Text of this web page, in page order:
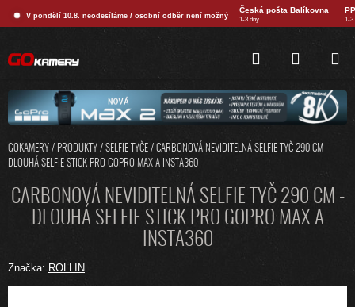
V pondělí 10.8. neodesíláme / osobní odběr není možný
Česká pošta Balíkovna
1-3 dny 1-3
HLEDAT NÁKUPNÍ
KOŠÍK
GOKAMERY / PRODUKTY / SELFIE TYČE / CARBONOVÁ NEVIDITELNÁ SELFIE TYČ 290 CM -
DLOUHÁ SELFIE STICK PRO GOPRO MAX A INSTA360
CARBONOVÁ NEVIDITELNÁ SELFIE TYČ 290 CM -
DLOUHÁ SELFIE STICK PRO GOPRO MAX A
INSTA360
Značka: ROLLIN